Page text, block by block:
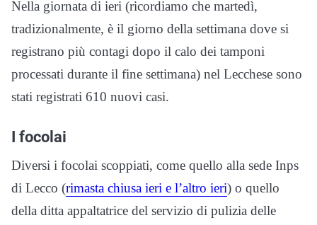
Nella giornata di ieri (ricordiamo che martedì,
tradizionalmente, è il giorno della settimana dove si
registrano più contagi dopo il calo dei tamponi
processati durante il fine settimana) nel Lecchese sono
stati registrati 610 nuovi casi.
I focolai
Diversi i focolai scoppiati, come quello alla sede Inps
di Lecco (rimasta chiusa ieri e l’altro ieri) o quello
della ditta appaltatrice del servizio di pulizia delle